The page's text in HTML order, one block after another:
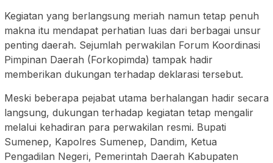
Kegiatan yang berlangsung meriah namun tetap penuh
makna itu mendapat perhatian luas dari berbagai unsur
penting daerah. Sejumlah perwakilan Forum Koordinasi
Pimpinan Daerah (Forkopimda) tampak hadir
memberikan dukungan terhadap deklarasi tersebut.
Meski beberapa pejabat utama berhalangan hadir secara
langsung, dukungan terhadap kegiatan tetap mengalir
melalui kehadiran para perwakilan resmi. Bupati
Sumenep, Kapolres Sumenep, Dandim, Ketua
Pengadilan Negeri, Pemerintah Daerah Kabupaten